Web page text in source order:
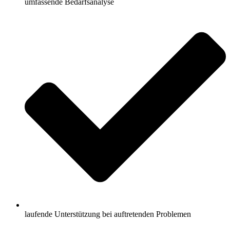
umfassende Bedarfsanalyse
laufende Unterstützung bei auftretenden Problemen